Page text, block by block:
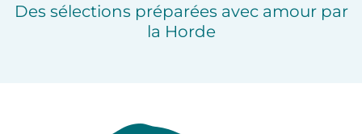
Des sélections préparées avec amour par
la Horde